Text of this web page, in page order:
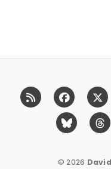
RSS
Bluesky
© 2026